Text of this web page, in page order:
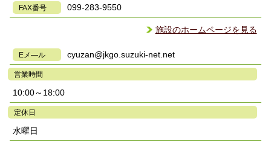
FAX番号 099-283-9550
施設のホームページを見る
Eメ―ル cyuzan@jkgo.suzuki-net.net
営業時間
10:00～18:00
定休日
水曜日